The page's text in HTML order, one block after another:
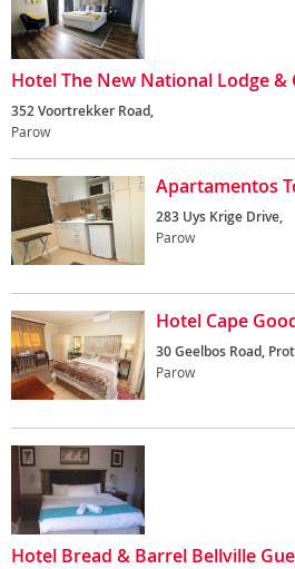
Hotel The New National Lodge &
352 Voortrekker Road,
Parow
Apartamentos
283 Uys Krige Drive,
Parow
Hotel Cape
30 Geelbos Road,
Parow
Hotel Bread & Barrel Bellville